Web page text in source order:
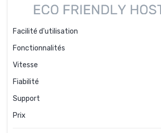
Facilité d'utilisation
Fonctionnalités
Vitesse
Fiabilité
Support
Prix